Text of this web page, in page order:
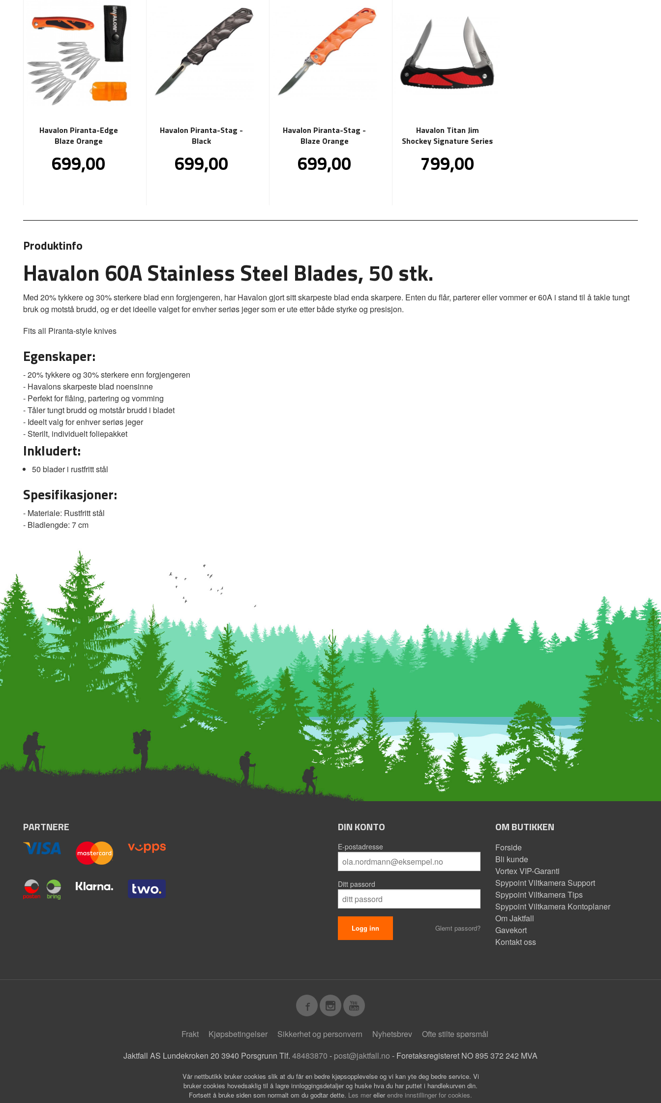
Havalon Piranta-Edge
Blaze Orange
Pris
699,00
Havalon Piranta-Stag -
Black
Pris
699,00
Havalon Piranta-Stag -
Blaze Orange
Pris
699,00
Havalon Titan Jim
Shockey Signature Series
Pris
799,00
Produktinfo
Havalon 60A Stainless Steel Blades, 50 stk.
Med 20% tykkere og 30% sterkere blad enn forgjengeren, har Havalon gjort sitt skarpeste blad enda skarpere. Enten du flår, parterer eller vommer er 60A i stand til å takle tungt
bruk og motstå brudd, og er det ideelle valget for envher seriøs jeger som er ute etter både styrke og presisjon.
Fits all Piranta-style knives
Egenskaper:
- 20% tykkere og 30% sterkere enn forgjengeren
- Havalons skarpeste blad noensinne
- Perfekt for flåing, partering og vomming
- Tåler tungt brudd og motstår brudd i bladet
- Ideelt valg for enhver seriøs jeger
- Sterilt, individuelt foliepakket
Inkludert:
50 blader i rustfritt stål
Spesifikasjoner:
- Materiale: Rustfritt stål
- Bladlengde: 7 cm
PARTNERE DIN KONTO
E-postadresse
Ditt passord
Glemt passord?
OM BUTIKKEN
Forside
Bli kunde
Vortex VIP-Garanti
Spypoint Viltkamera Support
Spypoint Viltkamera Tips
Spypoint Viltkamera Kontoplaner
Om Jaktfall
Gavekort
Kontakt oss
Frakt Kjøpsbetingelser Sikkerhet og personvern Nyhetsbrev
Ofte stilte spørsmål
Jaktfall AS Lundekroken 20 3940 Porsgrunn Tlf. 48483870 - post@jaktfall.no - Foretaksregisteret NO 895 372 242 MVA
Vår nettbutikk bruker cookies slik at du får en bedre kjøpsopplevelse og vi kan yte deg bedre service. Vi
bruker cookies hovedsaklig til å lagre innloggingsdetaljer og huske hva du har puttet i handlekurven din.
Fortsett å bruke siden som normalt om du godtar dette. Les mer ellerendre innstillinger for cookies.